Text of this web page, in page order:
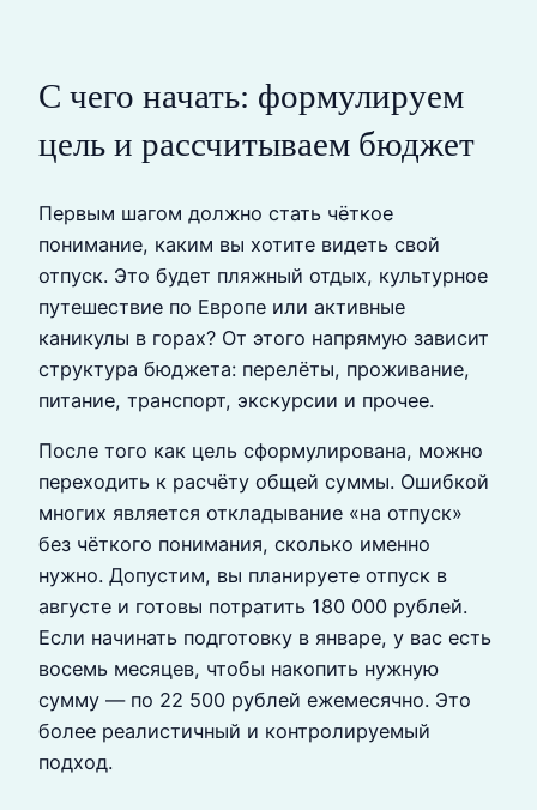
С чего начать: формулируем
цель и рассчитываем бюджет
Первым шагом должно стать чёткое
понимание, каким вы хотите видеть свой
отпуск. Это будет пляжный отдых, культурное
путешествие по Европе или активные
каникулы в горах? От этого напрямую зависит
структура бюджета: перелёты, проживание,
питание, транспорт, экскурсии и прочее.
После того как цель сформулирована, можно
переходить к расчёту общей суммы. Ошибкой
многих является откладывание «на отпуск»
без чёткого понимания, сколько именно
нужно. Допустим, вы планируете отпуск в
августе и готовы потратить 180 000 рублей.
Если начинать подготовку в январе, у вас есть
восемь месяцев, чтобы накопить нужную
сумму — по 22 500 рублей ежемесячно. Это
более реалистичный и контролируемый
подход.